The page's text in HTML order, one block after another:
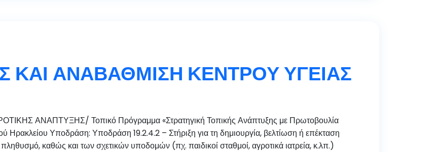
ΚΑΙ ΑΝΑΒΑΘΜΙΣΗ ΚΕΝΤΡΟΥ ΥΓΕΙΑΣ
ΑΝΑΠΤΥΞΗΣ/ Τοπικό Πρόγραμμα «Στρατηγική Τοπικής Ανάπτυξης με Πρωτοβουλία
Ηρακλείου Υποδράση: Υποδράση 19.2.4.2 – Στήριξη για τη δημιουργία, βελτίωση ή επέκταση
καθώς και των σχετικών υποδομών (πχ. παιδικοί σταθμοί, αγροτικά ιατρεία, κ.λπ.)